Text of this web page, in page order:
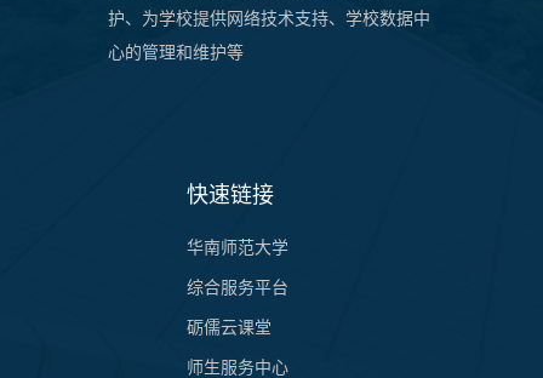
护、为学校提供网络技术支持、学校数据中
心的管理和维护等
快速链接
华南师范大学
综合服务平台
砺儒云课堂
师生服务中心